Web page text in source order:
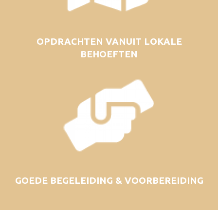
OPDRACHTEN VANUIT LOKALE
BEHOEFTEN
GOEDE BEGELEIDING & VOORBEREIDING